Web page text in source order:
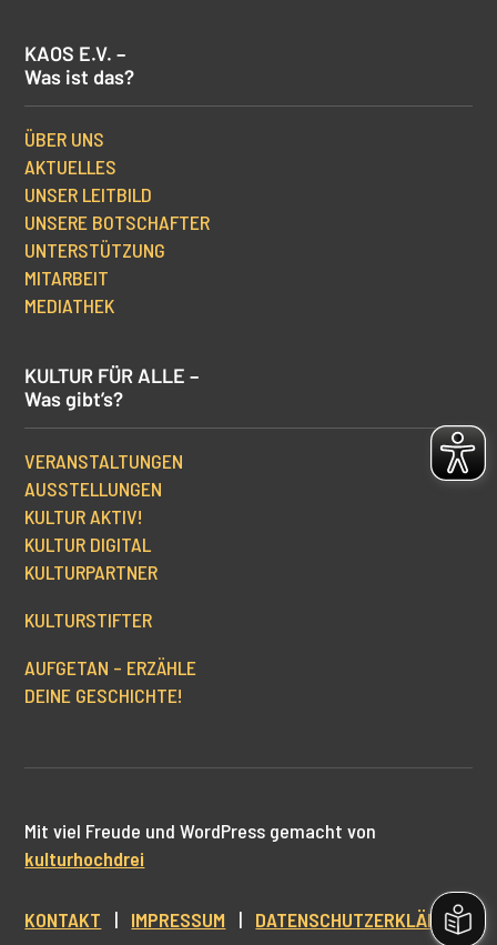
KAOS E.V. –
Was ist das?
ÜBER UNS
AKTUELLES
UNSER LEITBILD
UNSERE BOTSCHAFTER
UNTERSTÜTZUNG
MITARBEIT
MEDIATHEK
KULTUR FÜR ALLE –
Was gibt’s?
VERANSTALTUNGEN
AUSSTELLUNGEN
KULTUR AKTIV!
KULTUR DIGITAL
KULTURPARTNER
KULTURSTIFTER
AUFGETAN – ERZÄHLE
DEINE GESCHICHTE!
Mit viel Freude und WordPress gemacht von
kulturhochdrei
KONTAKT | IMPRESSUM | DATENSCHUTZERKLÄRUNG